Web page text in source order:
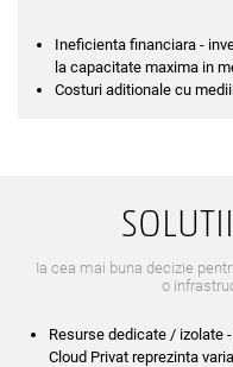
Ineficienta financiara -
la capacitate maxima in
Costuri aditionale cu
Ia cea mai buna decizie
o
Resurse dedicate / izolate
Cloud Privat reprezinta